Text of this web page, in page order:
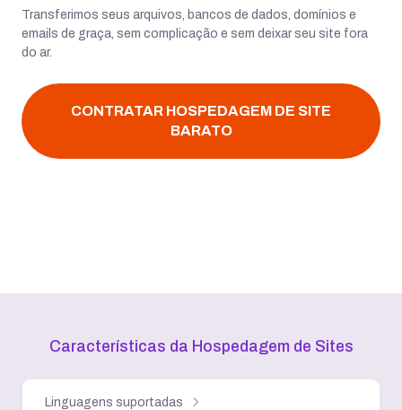
Transferimos seus arquivos, bancos de dados, domínios e
emails de graça, sem complicação e sem deixar seu site fora
do ar.
CONTRATAR HOSPEDAGEM DE SITE
BARATO
Características da Hospedagem de Sites
Linguagens suportadas